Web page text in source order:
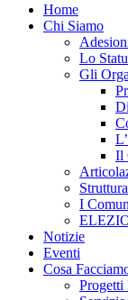
Home
Chi Siamo
Lo
Gli
Il
I
Notizie
Eventi
Cosa
Progetti